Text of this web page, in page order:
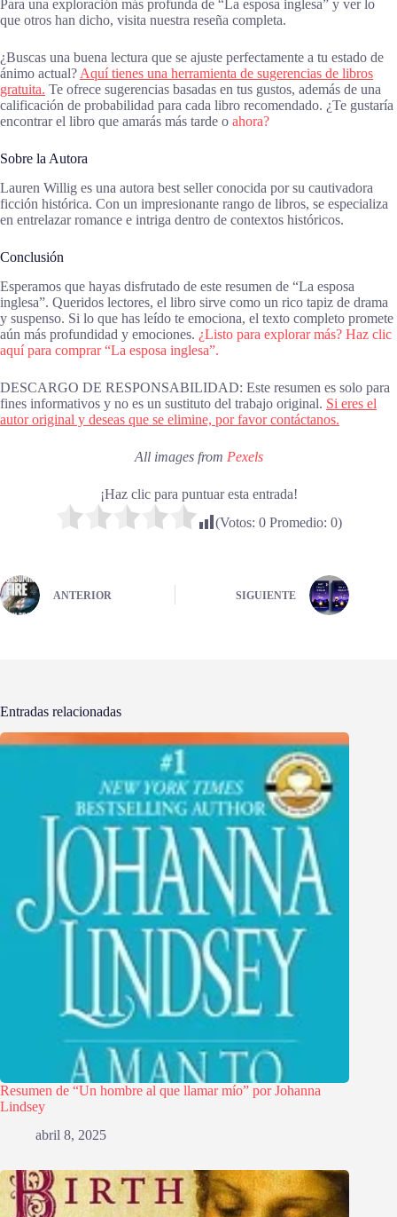
Para una exploración más profunda de “La esposa inglesa” y ver lo
que otros han dicho, visita nuestra reseña completa.
¿Buscas una buena lectura que se ajuste perfectamente a tu estado de
ánimo actual? Aquí tienes una herramienta de sugerencias de libros
gratuita. Te ofrece sugerencias basadas en tus gustos, además de una
calificación de probabilidad para cada libro recomendado. ¿Te gustaría
encontrar el libro que amarás más tarde o ahora?
Sobre la Autora
Lauren Willig es una autora best seller conocida por su cautivadora
ficción histórica. Con un impresionante rango de libros, se especializa
en entrelazar romance e intriga dentro de contextos históricos.
Conclusión
Esperamos que hayas disfrutado de este resumen de “La esposa
inglesa”. Queridos lectores, el libro sirve como un rico tapiz de drama
y suspenso. Si lo que has leído te emociona, el texto completo promete
aún más profundidad y emociones. ¿Listo para explorar más? Haz clic
aquí para comprar “La esposa inglesa”.
DESCARGO DE RESPONSABILIDAD: Este resumen es solo para
fines informativos y no es un sustituto del trabajo original. Si eres el
autor original y deseas que se elimine, por favor contáctanos.
All images from Pexels
¡Haz clic para puntuar esta entrada!
(Votos: 0Promedio: 0)
ANTERIOR SIGUIENTE
Entradas relacionadas
Resumen de “Un hombre al que llamar mío” por Johanna
Lindsey
abril 8, 2025